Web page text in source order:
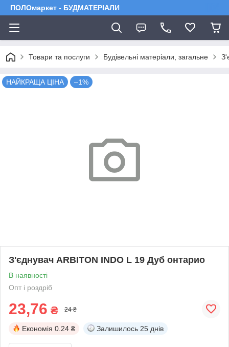
ПОЛОмаркет - БУДМАТЕРІАЛИ
Товари та послуги Будівельні матеріали, загальне
НАЙКРАЩА ЦІНА –1%
З'єднувач ARBITON INDO L 19 Дуб онтарио
В наявності
Опт і роздріб
23,76 ₴ 24 ₴
Економія 0.24 ₴ Залишилось 25 днів